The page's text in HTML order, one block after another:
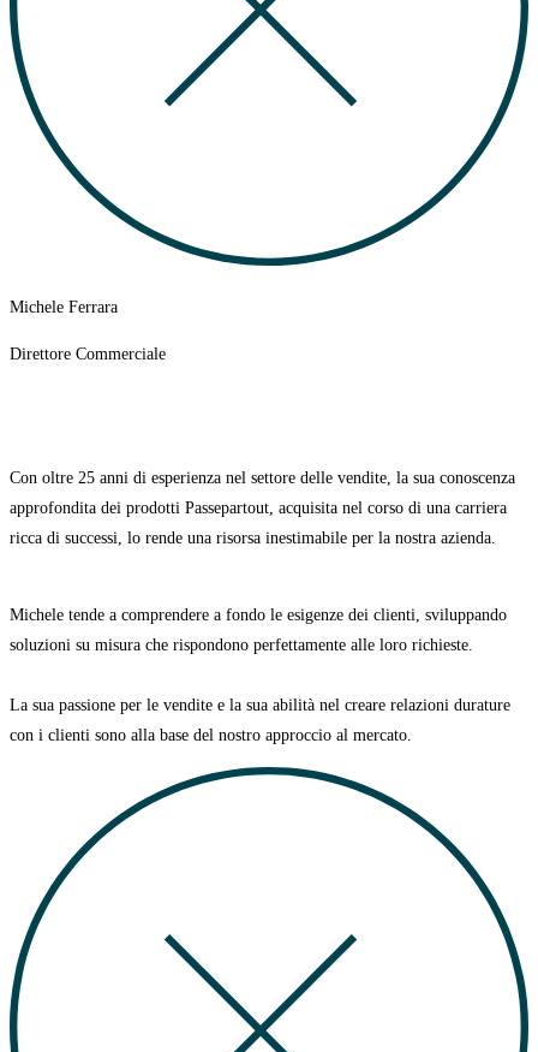
Michele Ferrara
Direttore Commerciale
Con oltre 25 anni di esperienza nel settore delle vendite, la sua conoscenza
approfondita dei prodotti Passepartout, acquisita nel corso di una carriera
ricca di successi, lo rende una risorsa inestimabile per la nostra azienda.
Michele tende a comprendere a fondo le esigenze dei clienti, sviluppando
soluzioni su misura che rispondono perfettamente alle loro richieste.
La sua passione per le vendite e la sua abilità nel creare relazioni durature
con i clienti sono alla base del nostro approccio al mercato.